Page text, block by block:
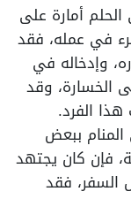
أمارة على
في عمله، فقد
وإدخاله في
الخسارة، وقد
الفرد.
ببعض
فإن كان يجتهد
فقد